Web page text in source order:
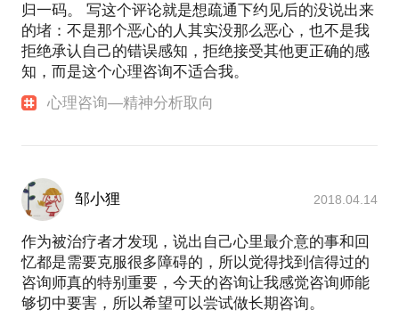
归一码。 写这个评论就是想疏通下约见后的没说出来
的堵：不是那个恶心的人其实没那么恶心，也不是我
拒绝承认自己的错误感知，拒绝接受其他更正确的感
知，而是这个心理咨询不适合我。
心理咨询—精神分析取向
邹小狸 2018.04.14
作为被治疗者才发现，说出自己心里最介意的事和回
忆都是需要克服很多障碍的，所以觉得找到信得过的
咨询师真的特别重要，今天的咨询让我感觉咨询师能
够切中要害，所以希望可以尝试做长期咨询。